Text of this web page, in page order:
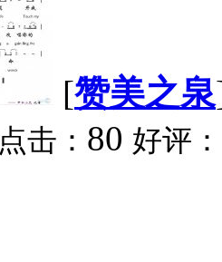
[赞美之泉
点击： 80 好评：